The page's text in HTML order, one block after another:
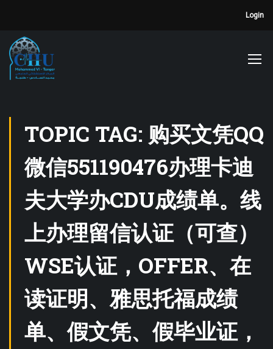
Login
TOPIC TAG: 购买文凭QQ
微信551190476办理卡迪
夫大学办CDU成绩单。线
上办理留信认证（可查）
WSE认证，OFFER、在
读证明、雅思托福成绩
单、假文凭、假毕业证，